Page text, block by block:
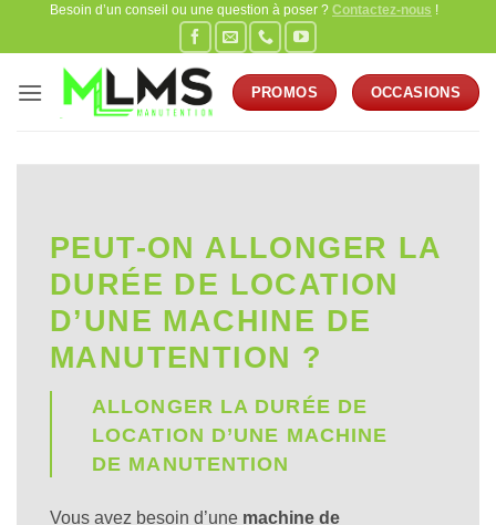
PasserBesoin d’un conseil ou une question à poser ? Contactez-nous !
PROMOS OCCASIONS
PEUT-ON ALLONGER LA
DURÉE DE LOCATION
D’UNE MACHINE DE
MANUTENTION ?
ALLONGER LA DURÉE DE
LOCATION D’UNE MACHINE
DE MANUTENTION
Vous avez besoin d’une machine de